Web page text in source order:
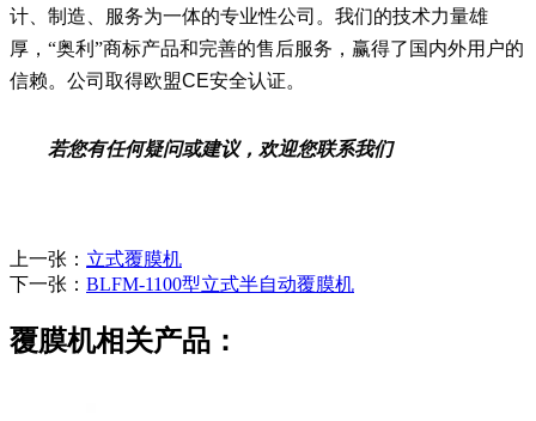
计、制造、服务为一体的专业性公司。我们的技术力量雄
厚，“奥利”商标产品和完善的售后服务，赢得了国内外用户的
信赖。公司取得欧盟CE安全认证。
若您有任何疑问或建议，欢迎您联系我们
上一张： 立式覆膜机
下一张： BLFM-1100型立式半自动覆膜机
覆膜机相关产品：